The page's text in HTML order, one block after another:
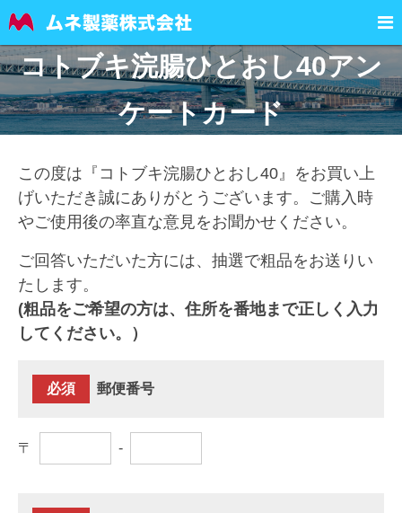

コトブキ浣腸ひとおし40アン
ケートカード
この度は『コトブキ浣腸ひとおし40』をお買い上
げいただき誠にありがとうございます。ご購入時
やご使用後の率直な意見をお聞かせください。
ご回答いただいた方には、抽選で粗品をお送りい
たします。
(粗品をご希望の方は、住所を番地まで正しく入力
してください。）
必須 郵便番号
〒 -